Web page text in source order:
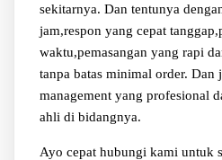
sekitarnya. Dan tentunya
jam,respon yang cepat
waktu,pemasangan yang rapi
tanpa batas minimal order. Dan
management yang profesional
ahli di bidangnya.
Ayo cepat hubungi kami untuk